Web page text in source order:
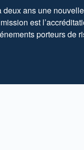
deux ans une nouvelle
est
porteurs de